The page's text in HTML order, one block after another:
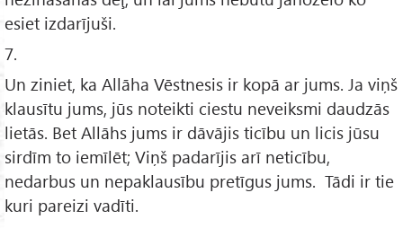
esiet izdarījuši.
7.
Un ziniet, ka Allāha Vēstnesis ir kopā ar jums. Ja viņš
klausītu jums, jūs noteikti ciestu neveiksmi daudzās
lietās. Bet Allāhs jums ir dāvājis ticību un licis jūsu
sirdīm to iemīlēt; Viņš padarījis arī neticību,
nedarbus un nepaklausību pretīgus jums. Tādi ir tie
kuri pareizi vadīti.